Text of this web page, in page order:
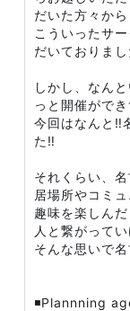
だいた方々か
こういったサ
だいておりまし
しかし、なん
っと開催がで
今回はなんと‼️
た‼️
それくらい、
居場所やコミ
趣味を楽しん
人と繋がって
そんな思いで
◾️Plannning